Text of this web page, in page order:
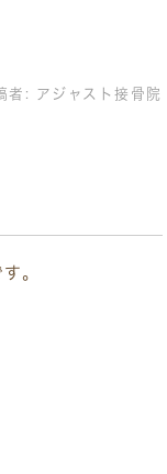
者: アジャスト接骨院
。